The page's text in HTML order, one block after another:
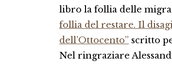
libro la follia delle
follia del restare. Il
dell’Ottocento” scritto
Nel ringraziare